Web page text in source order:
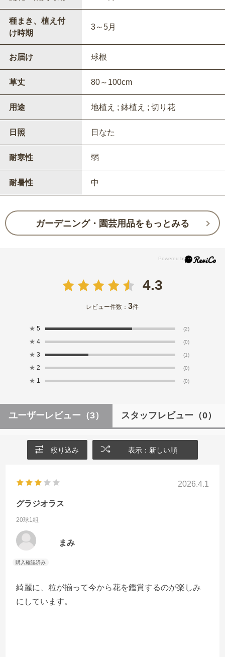
種まき、植え付
け時期
3～5月
お届け 球根
草丈 80～100cm
用途 地植え ; 鉢植え ; 切り花
日照 日なた
耐寒性 弱
耐暑性 中
ガーデニング・園芸用品をもっとみる
4.3
レビュー件数：3件
★ 5 (2)
★ 4 (0)
★ 3 (1)
★ 2 (0)
★ 1 (0)
ユーザーレビュー （3） スタッフレビュー （0）
絞り込み 表示：新しい順
2026.4.1
グラジオラス
20球1組
まみ
綺麗に、粒が揃って今から花を鑑賞するのが楽しみ
にしています。